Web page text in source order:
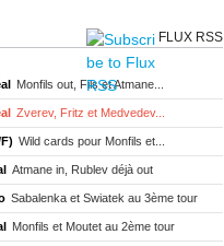
FLUX RSS
Monfils out, Fils et Atmane...
Zverev, Fritz et Medvedev...
Wild cards pour Monfils et...
Atmane in, Rublev déjà out
Sabalenka et Swiatek au 3ème tour
Monfils et Moutet au 2ème tour